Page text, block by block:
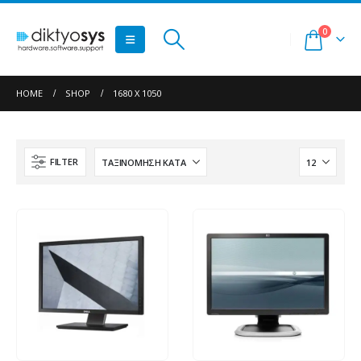
0
HOME SHOP 1680 X 1050
FILTER